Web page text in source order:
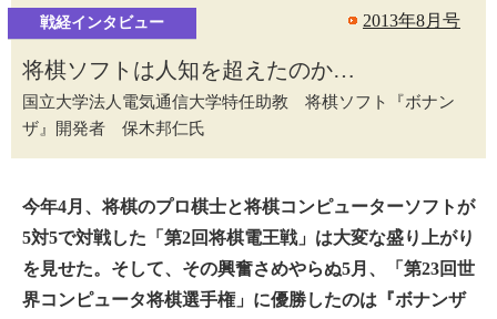
2013年8月号
戦経インタビュー
将棋ソフトは人知を超えたのか…
国立大学法人電気通信大学特任助教 将棋ソフト『ボナン
ザ』開発者 保木邦仁氏
今年4月、将棋のプロ棋士と将棋コンピューターソフトが
5対5で対戦した「第2回将棋電王戦」は大変な盛り上がり
を見せた。そして、その興奮さめやらぬ5月、「第23回世
界コンピュータ将棋選手権」に優勝したのは『ボナンザ